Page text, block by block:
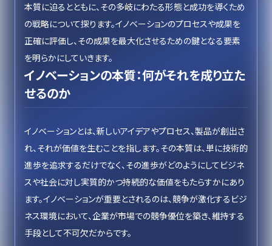
本質に迫るとともに、その多岐にわたる形態と成功を導くため
の戦略について探ります。イノベーションのプロセスや成果を
正確に評価し、その成果を最大化させるための鍵となる要素
を明らかにしていきます。
イノベーションの本質：何がそれを成り立た
せるのか
イノベーションとは、新しいアイデアやプロセス、製品が創出さ
れ、それが価値を生むことを指します。その本質は、単に技術的
進歩を追求するだけでなく、その進歩がどのようにしてビジネ
スや社会に対し実質的かつ持続的な価値をもたらすかにあり
ます。イノベーションが重要とされるのは、競争が激化するビジ
ネス環境において、企業が市場での競争優位を築き、維持する
手段として不可欠だからです。